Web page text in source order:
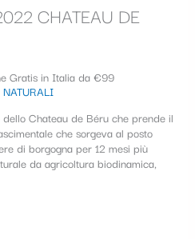
CHATEAU DE
Gratis in Italia da €99
Chateau de Béru che prende il
che sorgeva al posto
di borgogna per 12 mesi più
da agricoltura biodinamica,